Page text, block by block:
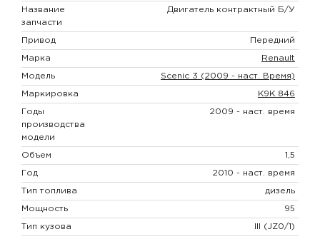
Название
запчасти
Двигатель контрактный Б/У
Привод Передний
Марка Renault
Модель Scenic 3 (2009 - наст. Время)
Маркировка K9K 846
Годы
производства
модели
2009 - наст. время
Объем 1,5
Год 2010 - наст. время
Тип топлива дизель
Мощность 95
Тип кузова III (JZ0/1)